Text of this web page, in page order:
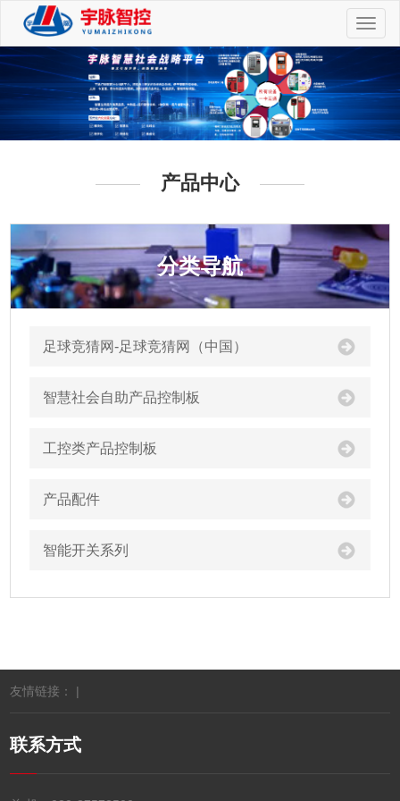
切
换
航
产品中心
分类导航
足球竞猜网-足球竞猜网（中国）
智慧社会自助产品控制板
工控类产品控制板
产品配件
智能开关系列
友情链接： |
联系方式